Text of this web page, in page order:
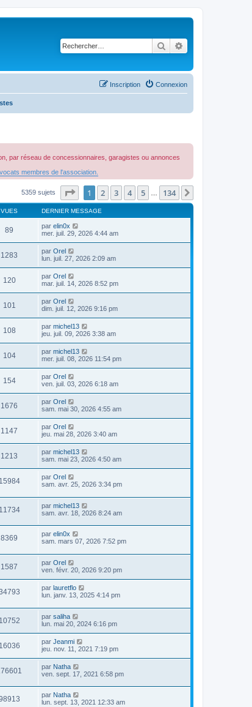
Rechercher
Connexion
Inscription
par réseau de concessionnaires, garagistes ou annonces
membres de l'association.
5359 sujets Page sur134
1 2 3 4 5 134
VUES DERNIER MESSAGE
89 par elin0x
mer. juil. 29, 2026 4:44 am
1283 par Orel
lun. juil. 27, 2026 2:09 am
120 par Orel
mar. juil. 14, 2026 8:52 pm
101 par Orel
dim. juil. 12, 2026 9:16 pm
108 par michel13
jeu. juil. 09, 2026 3:38 am
104 par michel13
mer. juil. 08, 2026 11:54 pm
154 par Orel
ven. juil. 03, 2026 6:18 am
1676 par Orel
sam. mai 30, 2026 4:55 am
1147 par Orel
jeu. mai 28, 2026 3:40 am
1213 par michel13
sam. mai 23, 2026 4:50 am
15984 par Orel
sam. avr. 25, 2026 3:34 pm
11734 par michel13
sam. avr. 18, 2026 8:24 am
8369 par elin0x
sam. mars 07, 2026 7:52 pm
1587 par Orel
ven. févr. 20, 2026 9:20 pm
par lauretflo
lun. janv. 13, 2025 4:14 pm
10752 par saliha
lun. mai 20, 2024 6:16 pm
16036 par Jeanmi
jeu. nov. 11, 2021 7:19 pm
par Natha
ven. sept. 17, 2021 6:58 pm
par Natha
lun. sept. 13, 2021 12:33 am